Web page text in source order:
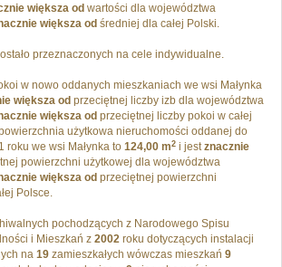
większa od wartości dla województwa
większa od średniej dla całej Polski.
przeznaczonych na cele indywidualne.
w nowo oddanych mieszkaniach we wsi Małynka
większa od przeciętnej liczby izb dla województwa
większa od przeciętnej liczby pokoi w całej
użytkowa nieruchomości oddanej do
roku we wsi Małynka to 124,00 m2 i jestznacznie
powierzchni użytkowej dla województwa
większa od przeciętnej powierzchni
Polsce.
pochodzących z Narodowego Spisu
i Mieszkań z 2002 roku dotyczących instalacji
na 19 zamieszkałych wówczas mieszkań 9